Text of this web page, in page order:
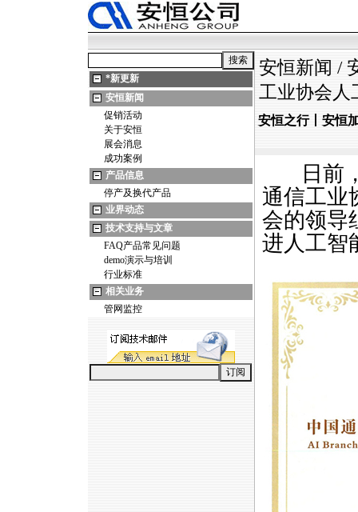
*新更新
安恒新闻
促销活动
关于安恒
展会消息
成功案例
产品信息
停产及换代产品
业界动态
技术支持与文章
FAQ产品常见问题
demo演示与培训
行业标准
相关业务
管网监控
安恒新闻 /
工业协会人
安恒之行丨安恒
日前，
通信工业
会的领导
进人工智